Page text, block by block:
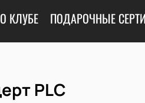
О КЛУБЕ ПОДАРОЧНЫЕ
PLC